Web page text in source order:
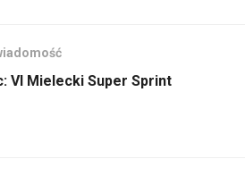
VI Mielecki Super Sprint